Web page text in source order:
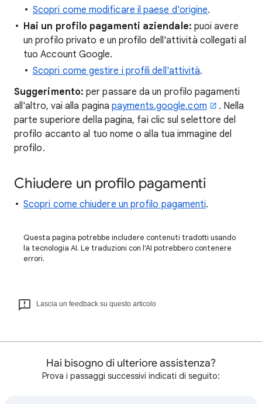
Scopri come modificare il paese d'origine.
Hai un profilo pagamenti aziendale: puoi avere
un profilo privato e un profilo dell'attività collegati al
tuo Account Google.
Scopri come gestire i profili dell'attività.
Suggerimento: per passare da un profilo pagamenti
all'altro, vai alla paginapayments.google.com
. Nella
parte superiore della pagina, fai clic sul selettore del
profilo accanto al tuo nome o alla tua immagine del
profilo.
Chiudere un profilo pagamenti
Scopri come chiudere un profilo pagamenti.
Questa pagina potrebbe includere contenuti tradotti usando
la tecnologia AI. Le traduzioni con l'AI potrebbero contenere
errori.
Lascia un feedback su questo articolo
Hai bisogno di ulteriore assistenza?
Prova i passaggi successivi indicati di seguito: